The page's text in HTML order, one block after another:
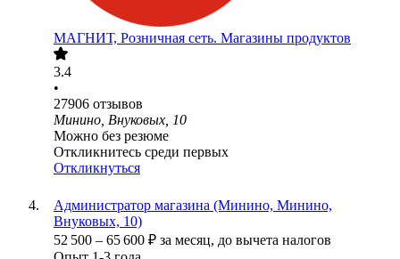
МАГНИТ, Розничная сеть. Магазины продуктов
3.4
•
27906 отзывов
Минино, Внуковых, 10
Можно без резюме
Откликнитесь среди первых
Откликнуться
Администратор магазина (Минино, Минино,
Внуковых, 10)
52 500 – 65 600 ₽ за месяц, до вычета налогов